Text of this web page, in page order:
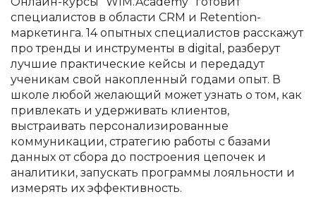
специалистов в области CRM и Retention-
маркетинга. 14 опытных специалистов расскажут
про тренды и инструменты в digital, разберут
лучшие практические кейсы и передадут
ученикам свой накопленный годами опыт. В
школе любой желающий может узнать о том, как
привлекать и удерживать клиентов,
выстраивать персонализированные
коммуникации, стратегию работы с базами
данных от сбора до построения цепочек и
аналитики, запускать программы лояльности и
измерять их эффективность.